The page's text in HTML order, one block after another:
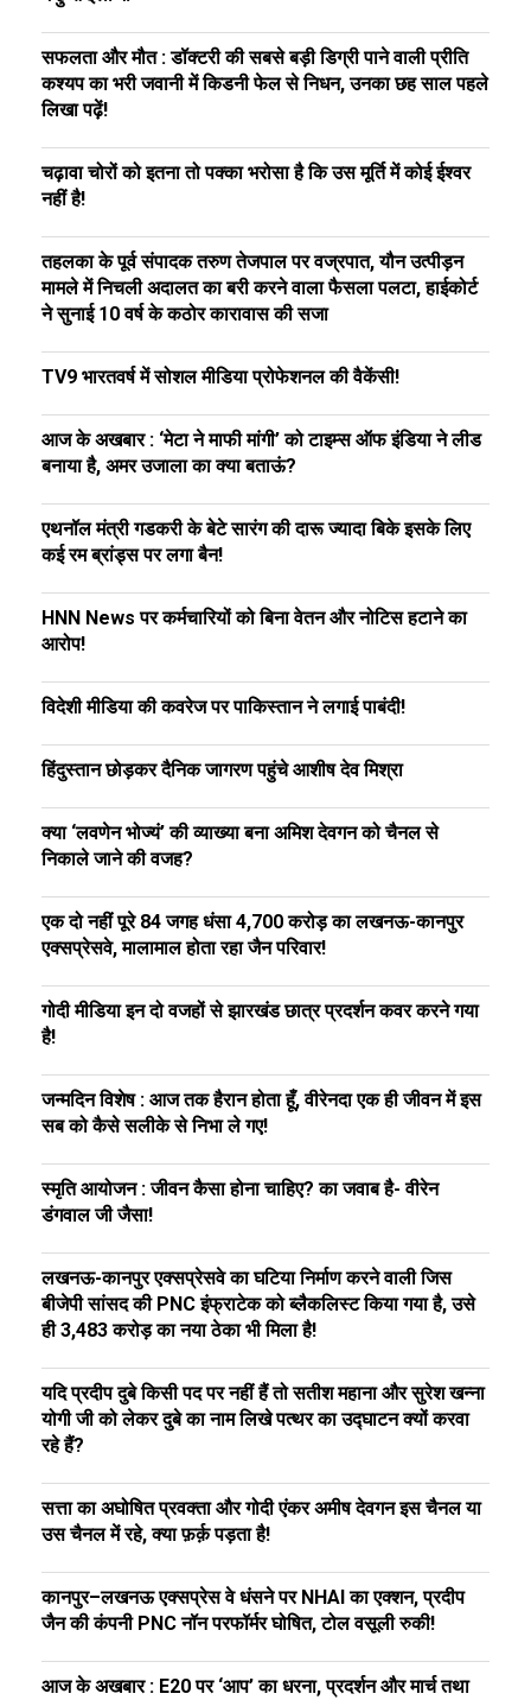
सफलता और मौत : डॉक्टरी की सबसे बड़ी डिग्री पाने वाली प्रीति
कश्यप का भरी जवानी में किडनी फेल से निधन, उनका छह साल पहले
लिखा पढ़ें!
चढ़ावा चोरों को इतना तो पक्का भरोसा है कि उस मूर्ति में कोई ईश्वर
नहीं है!
तहलका के पूर्व संपादक तरुण तेजपाल पर वज्रपात, यौन उत्पीड़न
मामले में निचली अदालत का बरी करने वाला फैसला पलटा, हाईकोर्ट
ने सुनाई 10 वर्ष के कठोर कारावास की सजा
TV9 भारतवर्ष में सोशल मीडिया प्रोफेशनल की वैकेंसी!
आज के अखबार : ‘मेटा ने माफी मांगी’ को टाइम्स ऑफ इंडिया ने लीड
बनाया है, अमर उजाला का क्या बताऊं?
एथनॉल मंत्री गडकरी के बेटे सारंग की दारू ज्यादा बिके इसके लिए
कई रम ब्रांड्स पर लगा बैन!
HNN News पर कर्मचारियों को बिना वेतन और नोटिस हटाने का
आरोप!
विदेशी मीडिया की कवरेज पर पाकिस्तान ने लगाई पाबंदी!
हिंदुस्तान छोड़कर दैनिक जागरण पहुंचे आशीष देव मिश्रा
क्या ‘लवणेन भोज्यं’ की व्याख्या बना अमिश देवगन को चैनल से
निकाले जाने की वजह?
एक दो नहीं पूरे 84 जगह धंसा ₹4,700 करोड़ का लखनऊ-कानपुर
एक्सप्रेसवे, मालामाल होता रहा जैन परिवार!
गोदी मीडिया इन दो वजहों से झारखंड छात्र प्रदर्शन कवर करने गया
है!
जन्मदिन विशेष : आज तक हैरान होता हूँ, वीरेनदा एक ही जीवन में इस
सब को कैसे सलीके से निभा ले गए!
स्मृति आयोजन : जीवन कैसा होना चाहिए? का जवाब है- वीरेन
डंगवाल जी जैसा!
लखनऊ-कानपुर एक्सप्रेसवे का घटिया निर्माण करने वाली जिस
बीजेपी सांसद की PNC इंफ्राटेक को ब्लैकलिस्ट किया गया है, उसे
ही ₹3,483 करोड़ का नया ठेका भी मिला है!
यदि प्रदीप दुबे किसी पद पर नहीं हैं तो सतीश महाना और सुरेश खन्ना
योगी जी को लेकर दुबे का नाम लिखे पत्थर का उद्घाटन क्यों करवा
रहे हैं?
सत्ता का अघोषित प्रवक्ता और गोदी एंकर अमीष देवगन इस चैनल या
उस चैनल में रहे, क्या फ़र्क़ पड़ता है!
कानपुर–लखनऊ एक्सप्रेस वे धंसने पर NHAI का एक्शन, प्रदीप
जैन की कंपनी PNC नॉन परफॉर्मर घोषित, टोल वसूली रुकी!
आज के अखबार : E20 पर ‘आप’ का धरना, प्रदर्शन और मार्च तथा